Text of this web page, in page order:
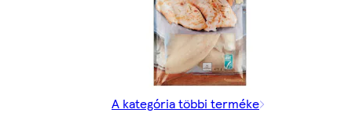
A kategória többi terméke